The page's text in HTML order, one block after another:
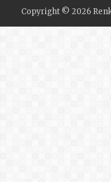
Copyright © 2026